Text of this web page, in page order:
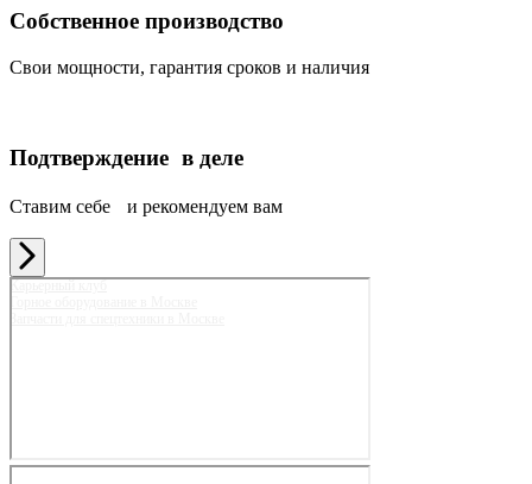
Собственное производство
Свои мощности, гарантия сроков и наличия
Подтверждение в деле
Ставим себе и рекомендуем вам